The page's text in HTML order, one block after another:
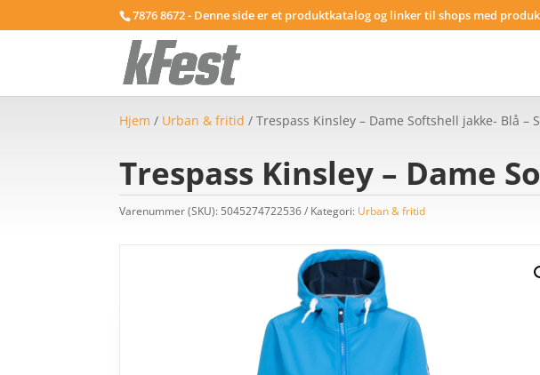
7876 8672 - Denne side er et produktkatalog og linker til shops med
Hjem / Urban & fritid / Trespass Kinsley – Dame Softshell jakke- Blå –
Trespass Kinsley – Dame
Varenummer (SKU): 5045274722536 Kategori: Urban & fritid